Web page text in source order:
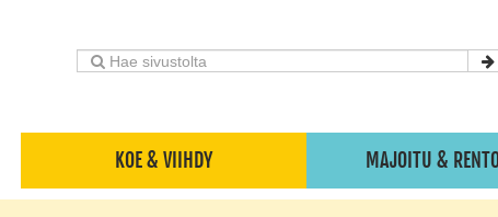
MAJOITU &
KOE & VIIHDY